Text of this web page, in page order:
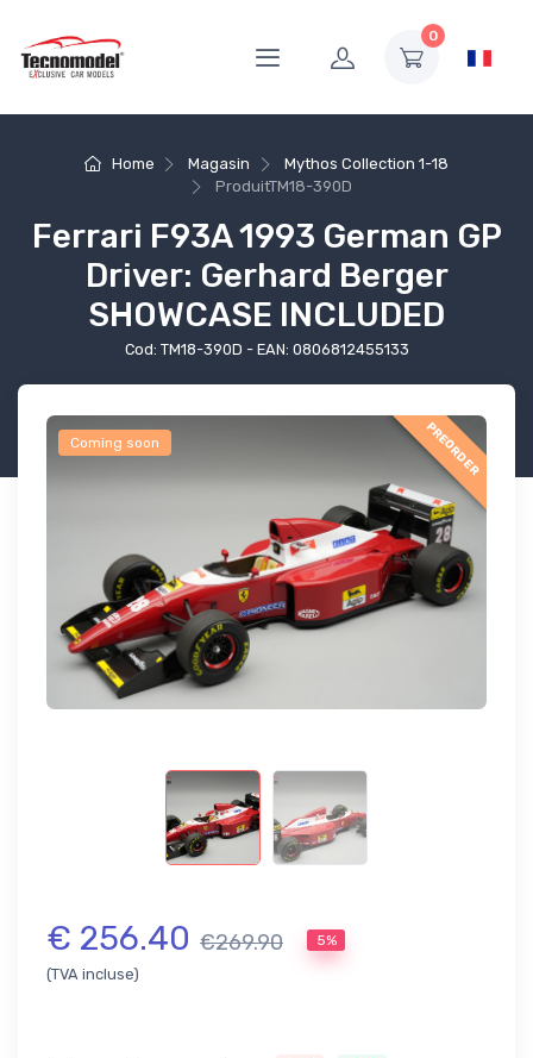
0
Home Magasin
Mythos Collection 1-18
ProduitTM18-390D
Ferrari F93A 1993 German GP
Driver: Gerhard Berger
SHOWCASE INCLUDED
Cod: TM18-390D - EAN: 0806812455133
Coming soon PREORDER
€ 256.40 €269.90 5%
(TVA incluse)